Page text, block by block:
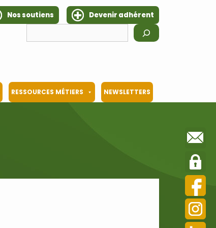
Nos soutiens
Devenir adhérent
RESSOURCES MÉTIERS NEWSLETTERS